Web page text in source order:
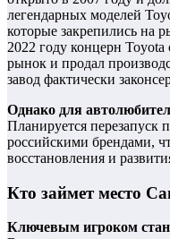
легендарных моделей
которые закрепились на
2022 году концерн
рынок и продал
завод фактически
Однако для
Планируется перезапуск
российскими брендами,
восстановления и
Кто займет место
Ключевым игроком